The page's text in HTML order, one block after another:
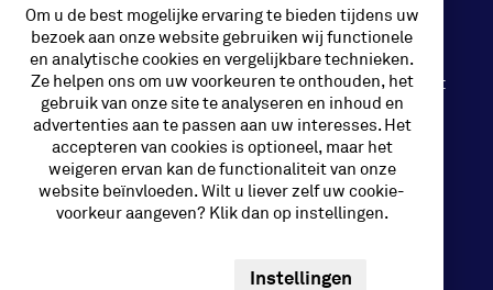
NXT Mobility is een initiatief van GP Groot
Disclaimer & Privacy
Algemene voorwaarden
Design
Om u de best mogelijke ervaring te bieden tijdens uw
bezoek aan onze website gebruiken wij functionele
en analytische cookies en vergelijkbare technieken.
Ze helpen ons om uw voorkeuren te onthouden, het
gebruik van onze site te analyseren en inhoud en
advertenties aan te passen aan uw interesses. Het
accepteren van cookies is optioneel, maar het
weigeren ervan kan de functionaliteit van onze
website beïnvloeden. Wilt u liever zelf uw cookie-
voorkeur aangeven? Klik dan op instellingen.
Instellingen